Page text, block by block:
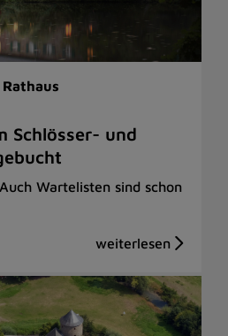
Rathaus
Schlösser- und
Wartelisten sind schon